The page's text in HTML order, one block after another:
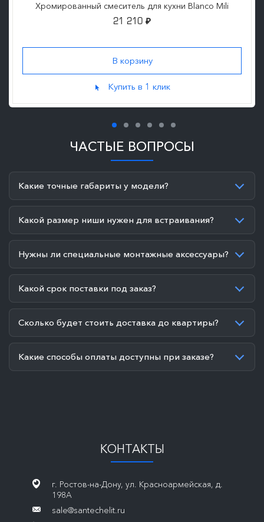
Хромированный смеситель для кухни Blanco Mili
21 210 ₽
Купить в 1 клик
ЧАСТЫЕ ВОПРОСЫ
Какие точные габариты у модели?
Какой размер ниши нужен для встраивания?
Нужны ли специальные монтажные аксессуары?
Какой срок поставки под заказ?
Сколько будет стоить доставка до квартиры?
Какие способы оплаты доступны при заказе?
КОНТАКТЫ
г. Ростов-на-Дону, ул. Красноармейская, д.
198А
sale@santechelit.ru